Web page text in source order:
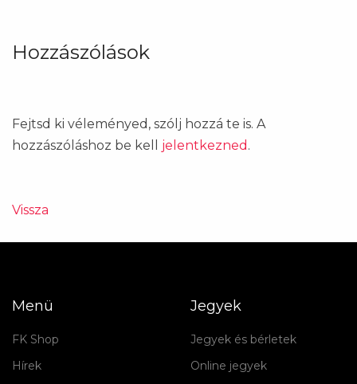
Hozzászólások
Fejtsd ki véleményed, szólj hozzá te is. A
hozzászóláshoz be kell jelentkezned .
Vissza
Menü
FK Shop
Hírek
Jegyek
Jegyek és bérletek
Online jegyek